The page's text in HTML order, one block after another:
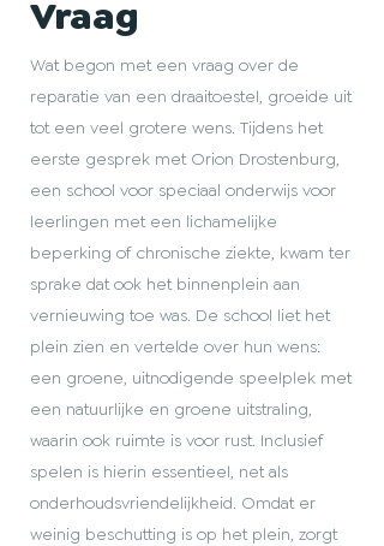
Vraag
Wat begon met een vraag over de
reparatie van een draaitoestel, groeide uit
tot een veel grotere wens. Tijdens het
eerste gesprek met Orion Drostenburg,
een school voor speciaal onderwijs voor
leerlingen met een lichamelijke
beperking of chronische ziekte, kwam ter
sprake dat ook het binnenplein aan
vernieuwing toe was. De school liet het
plein zien en vertelde over hun wens:
een groene, uitnodigende speelplek met
een natuurlijke en groene uitstraling,
waarin ook ruimte is voor rust. Inclusief
spelen is hierin essentieel, net als
onderhoudsvriendelijkheid. Omdat er
weinig beschutting is op het plein, zorgt